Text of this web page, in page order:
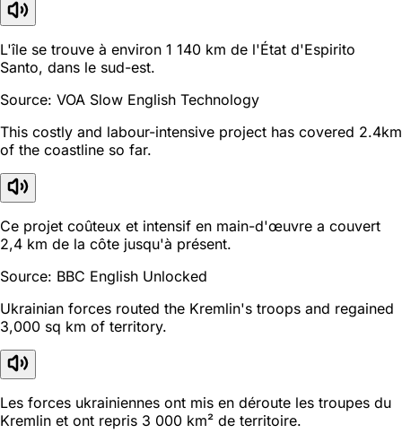
L'île se trouve à environ 1 140 km de l'État d'Espirito
Santo, dans le sud-est.
Source: VOA Slow English Technology
This costly and labour-intensive project has covered 2.4km
of the coastline so far.
Ce projet coûteux et intensif en main-d'œuvre a couvert
2,4 km de la côte jusqu'à présent.
Source: BBC English Unlocked
Ukrainian forces routed the Kremlin's troops and regained
3,000 sq km of territory.
Les forces ukrainiennes ont mis en déroute les troupes du
Kremlin et ont repris 3 000 km² de territoire.